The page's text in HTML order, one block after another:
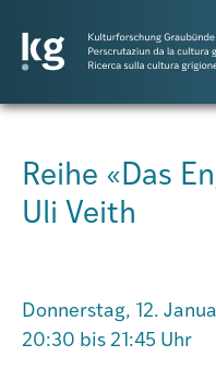
Atlas GR
Reihe «Das
Uli Veith
Donnerstag, 12.
20:30 bis 21:45 Uhr